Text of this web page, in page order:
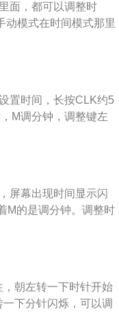
面，都可以调整时
动模式在时间模式那里
置时间，长按CLK约5
M调分钟，调整键左
可。以下为crv更多介
灯与镀铬条相连，其
相较老款车型提升十
通过对撞击力度的分
气囊系统和乘员感知
屏幕出现时间显示闪
M的是调分钟。调整时
对东风本田的详细资
CRV最早进行国产。
场的青睐。2、东风
舒适，外形也足够的大
除了发动机之外，综
朝左转一下时针开始
下分针闪烁，可以调